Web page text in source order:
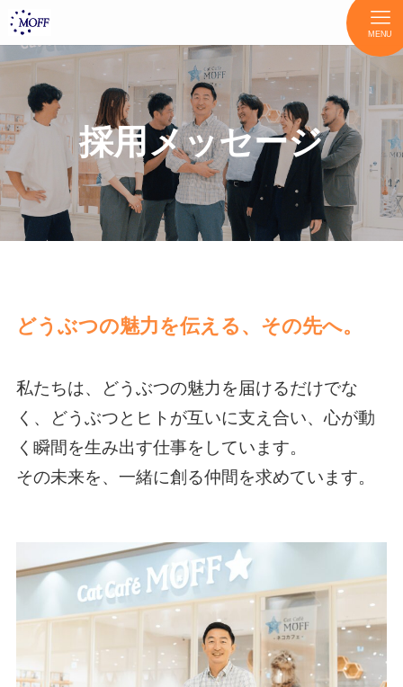
MENU
採用メッセージ
どうぶつの魅力を伝える、その先へ。
私たちは、どうぶつの魅力を届けるだけでな
く、どうぶつとヒトが互いに支え合い、心が動
く瞬間を生み出す仕事をしています。
その未来を、一緒に創る仲間を求めています。